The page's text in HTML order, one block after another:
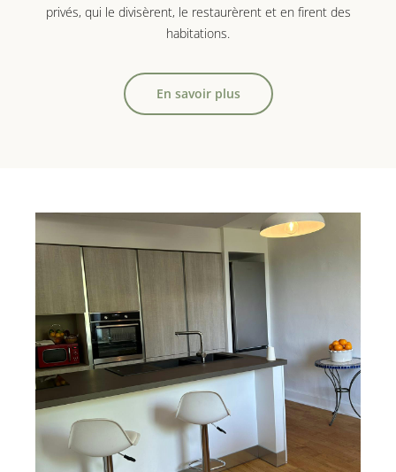
privés, qui le divisèrent, le restaurèrent et en firent des
habitations.
En savoir plus